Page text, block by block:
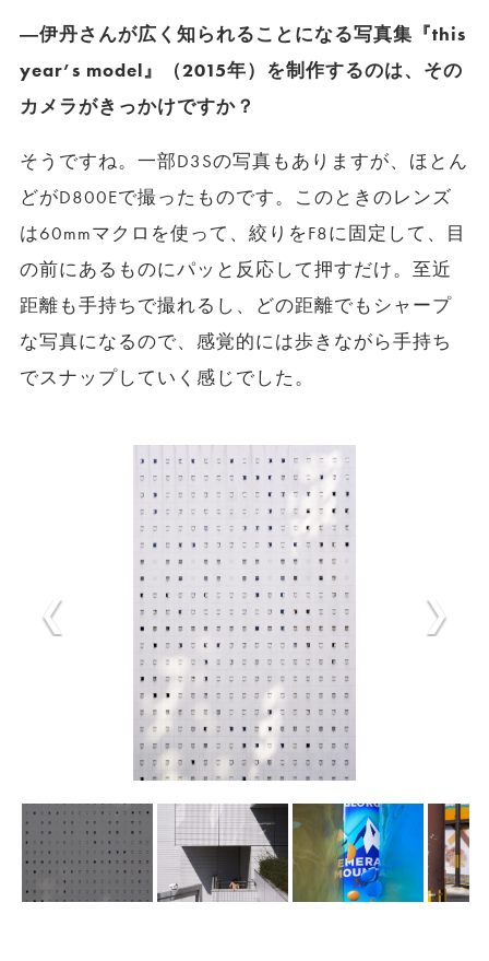
―伊丹さんが広く知られることになる写真集『this
year’s model』（2015年）を制作するのは、その
カメラがきっかけですか？
そうですね。一部D3Sの写真もありますが、ほとん
どがD800Eで撮ったものです。このときのレンズ
は60mmマクロを使って、絞りをF8に固定して、目
の前にあるものにパッと反応して押すだけ。至近
距離も手持ちで撮れるし、どの距離でもシャープ
な写真になるので、感覚的には歩きながら手持ち
でスナップしていく感じでした。